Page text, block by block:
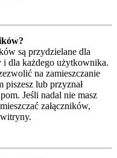
są przydzielane dla
i dla każdego użytkownika.
na zamieszczanie
piszesz lub przyznał
Jeśli nadal nie masz
załączników,